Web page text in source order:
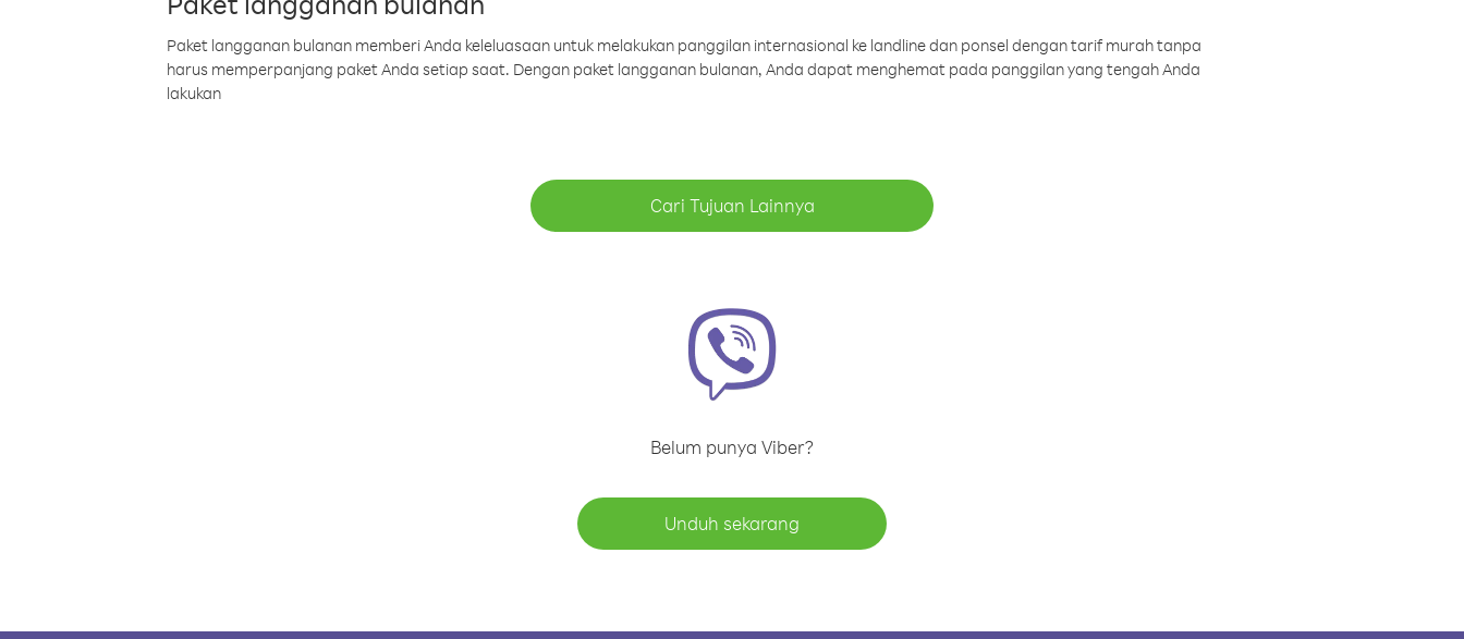
Paket langganan bulanan memberi Anda keleluasaan untuk melakukan panggilan internasional ke landline dan ponsel dengan tarif murah tanpa
harus memperpanjang paket Anda setiap saat. Dengan paket langganan bulanan, Anda dapat menghemat pada panggilan yang tengah Anda
lakukan
Cari Tujuan Lainnya
Belum punya Viber?
Unduh sekarang